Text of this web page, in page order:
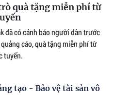
quà tặng miễn phí từ
đã có cảnh báo người dân trước
cáo, quà tặng miễn phí từ
tuyến.
tạo - Bảo vệ tài sản vô